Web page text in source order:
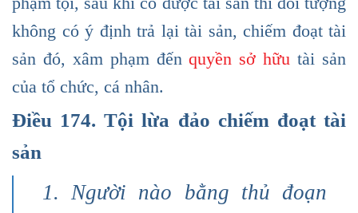
không có ý định trả lại tài sản, chiếm đoạt tài
sản đó, xâm phạm đếnquyền sở hữu tài sản
của tổ chức, cá nhân.
Điều 174. Tội lừa đảo chiếm đoạt tài
sản
1. Người nào bằng thủ đoạn